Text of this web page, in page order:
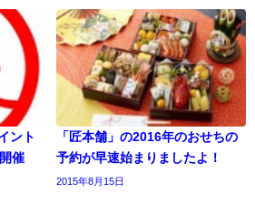
ント
催
「匠本舗」の2016年のおせちの
予約が早速始まりましたよ！
2015年8月15日